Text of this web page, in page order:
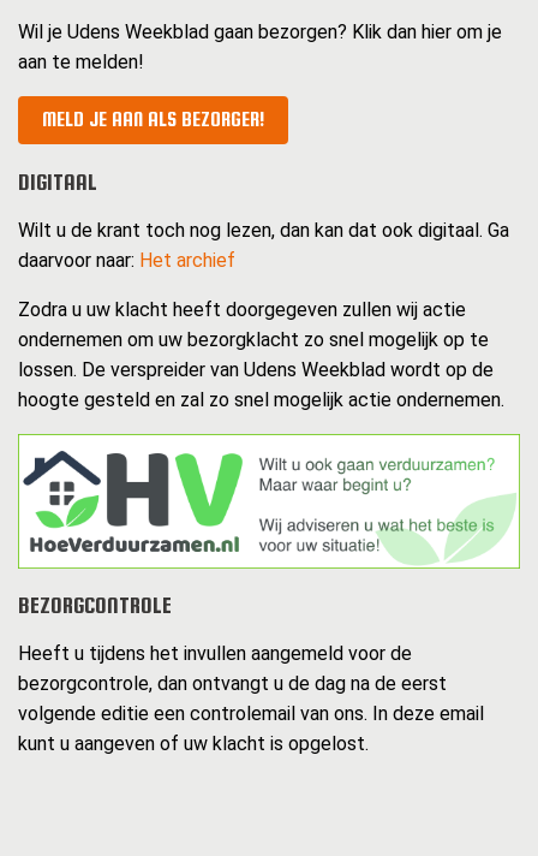
Wil je Udens Weekblad gaan bezorgen? Klik dan hier om je
aan te melden!
MELD JE AAN ALS BEZORGER!
DIGITAAL
Wilt u de krant toch nog lezen, dan kan dat ook digitaal. Ga
daarvoor naar: Het archief
Zodra u uw klacht heeft doorgegeven zullen wij actie
ondernemen om uw bezorgklacht zo snel mogelijk op te
lossen. De verspreider van Udens Weekblad wordt op de
hoogte gesteld en zal zo snel mogelijk actie ondernemen.
BEZORGCONTROLE
Heeft u tijdens het invullen aangemeld voor de
bezorgcontrole, dan ontvangt u de dag na de eerst
volgende editie een controlemail van ons. In deze email
kunt u aangeven of uw klacht is opgelost.